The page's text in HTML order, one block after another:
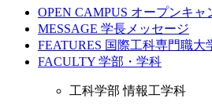
OPEN CAMPUS オープンキャ
MESSAGE 学長メッセージ
FEATURES 国際工科専門職大
FACULTY 学部・学科
工科学部 情報工学科